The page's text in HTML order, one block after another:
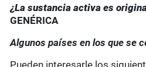
¿La sustancia activa es
GENÉRICA
Algunos países en los que se